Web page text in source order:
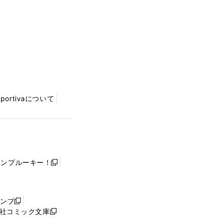
について
プルーキー！
新
ン
プ
新
し
コミック文庫
新